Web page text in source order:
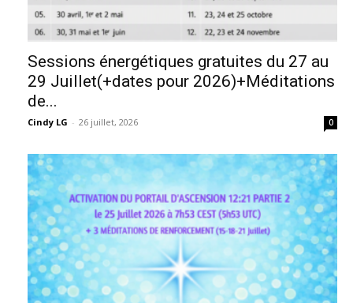
Sessions énergétiques gratuites du 27 au
29 Juillet(+dates pour 2026)+Méditations
de...
Cindy LG - 26 juillet, 2026 0